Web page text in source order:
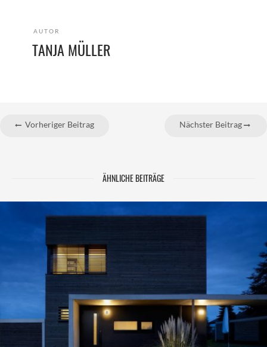
AUTOR
TANJA MÜLLER
Vorheriger Beitrag Nächster Beitrag
ÄHNLICHE BEITRÄGE